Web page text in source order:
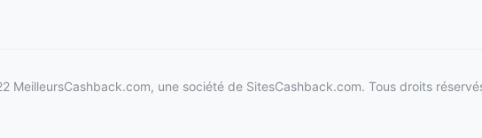
MeilleursCashback.com, une société de SitesCashback.com. Tous droits